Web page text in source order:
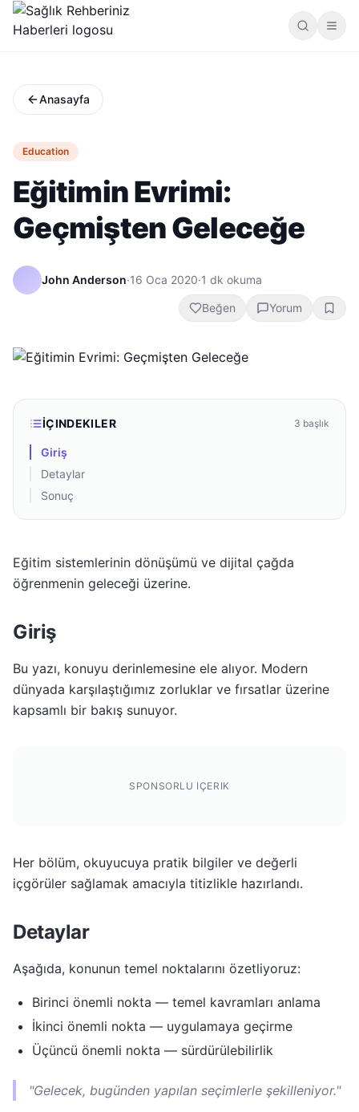
Anasayfa
Education
Eğitimin Evrimi:
Geçmişten Geleceğe
John Anderson·16 Oca 2020·1 dk okuma
Beğen Yorum
İÇINDEKILER 3 başlık
Giriş
Detaylar
Sonuç
Eğitim sistemlerinin dönüşümü ve dijital çağda
öğrenmenin geleceği üzerine.
Giriş
Bu yazı, konuyu derinlemesine ele alıyor. Modern
dünyada karşılaştığımız zorluklar ve fırsatlar üzerine
kapsamlı bir bakış sunuyor.
SPONSORLU IÇERIK
Her bölüm, okuyucuya pratik bilgiler ve değerli
içgörüler sağlamak amacıyla titizlikle hazırlandı.
Detaylar
Aşağıda, konunun temel noktalarını özetliyoruz:
Birinci önemli nokta — temel kavramları anlama
İkinci önemli nokta — uygulamaya geçirme
Üçüncü önemli nokta — sürdürülebilirlik
"Gelecek, bugünden yapılan seçimlerle şekilleniyor."